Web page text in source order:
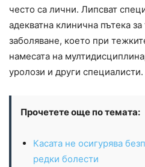
често са лични. Липсват
адекватна клинична пътека
заболяване, което при
намесата на
уролози и други специалисти.
Прочетете още по темата:
Касата не осигурява
редки болести